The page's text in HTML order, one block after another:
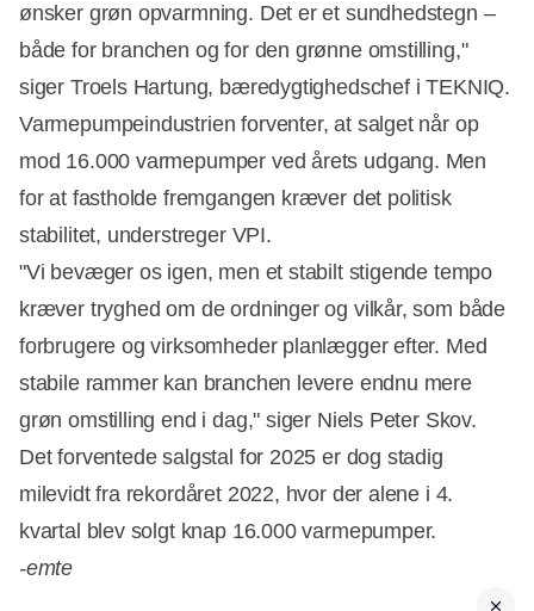
ønsker grøn opvarmning. Det er et sundhedstegn –
både for branchen og for den grønne omstilling,"
siger Troels Hartung, bæredygtighedschef i TEKNIQ.
Varmepumpeindustrien forventer, at salget når op
mod 16.000 varmepumper ved årets udgang. Men
for at fastholde fremgangen kræver det politisk
stabilitet, understreger VPI.
"Vi bevæger os igen, men et stabilt stigende tempo
kræver tryghed om de ordninger og vilkår, som både
forbrugere og virksomheder planlægger efter. Med
stabile rammer kan branchen levere endnu mere
grøn omstilling end i dag," siger Niels Peter Skov.
Det forventede salgstal for 2025 er dog stadig
milevidt fra rekordåret 2022, hvor der alene i 4.
kvartal blev solgt knap 16.000 varmepumper.
-emte